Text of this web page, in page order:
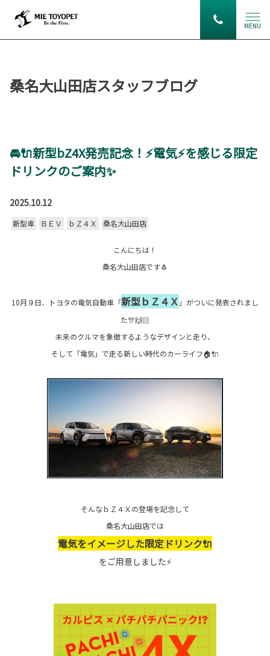
MENU
桑名大山田店スタッフブログ
🚘🔌新型bZ4X発売記念！⚡電気⚡を感じる限定
ドリンクのご案内✨
2025.10.12
新型車 ＢＥＶ ｂＺ４Ｘ 桑名大山田店
こんにちは！
桑名大山田店です🐧
10月９日、トヨタの電気自動車「新型ｂＺ４Ｘ 」がついに発表されまし
た🎊🙌🏻
未来のクルマを象徴するようなデザインと走り、
そして「電気」で走る新しい時代のカーライフ🏠🔌
そんなｂＺ４Ｘの登場を記念して
桑名大山田店では
電気をイメージした限定ドリンク🔌
をご用意しました⚡